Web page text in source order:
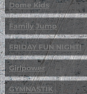
Dome Kids
Family Jump
FRIDAY FUN NIGHT!
Girlpower
GYMNASTIK